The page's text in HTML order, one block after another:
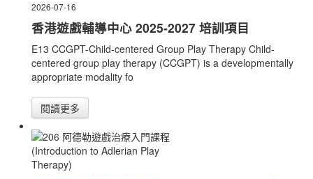
2026-07-16
香港遊戲輔導中心 2025-2027 培訓項目
E13 CCGPT-Child-centered Group Play Therapy Child-
centered group play therapy (CCGPT) is a developmentally
appropriate modality fo
閱讀更多